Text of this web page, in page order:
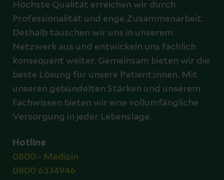
Höchste Qualität erreichen wir durch
Professionalität und enge Zusammenarbeit.
Deshalb tauschen wir uns in unserem
Netzwerk aus und entwickeln uns fachlich
konsequent weiter. Gemeinsam bieten wir die
beste Lösung für unsere Patient:innen. Mit
unseren gebündelten Stärken und unserem
Fachwissen bieten wir eine vollumfängliche
Versorgung in jeder Lebenslage.
Hotline
0800 - Medizin
0800 6334946